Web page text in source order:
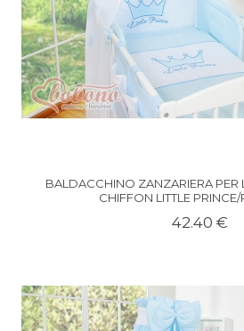
BALDACCHINO ZANZARIERA PER
CHIFFON LITTLE
42.40 €